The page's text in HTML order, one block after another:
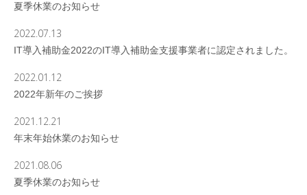
夏季休業のお知らせ
2022.07.13
IT導入補助金2022のIT導入補助金支援事業者に認定されました。
2022.01.12
2022年新年のご挨拶
2021.12.21
年末年始休業のお知らせ
2021.08.06
夏季休業のお知らせ